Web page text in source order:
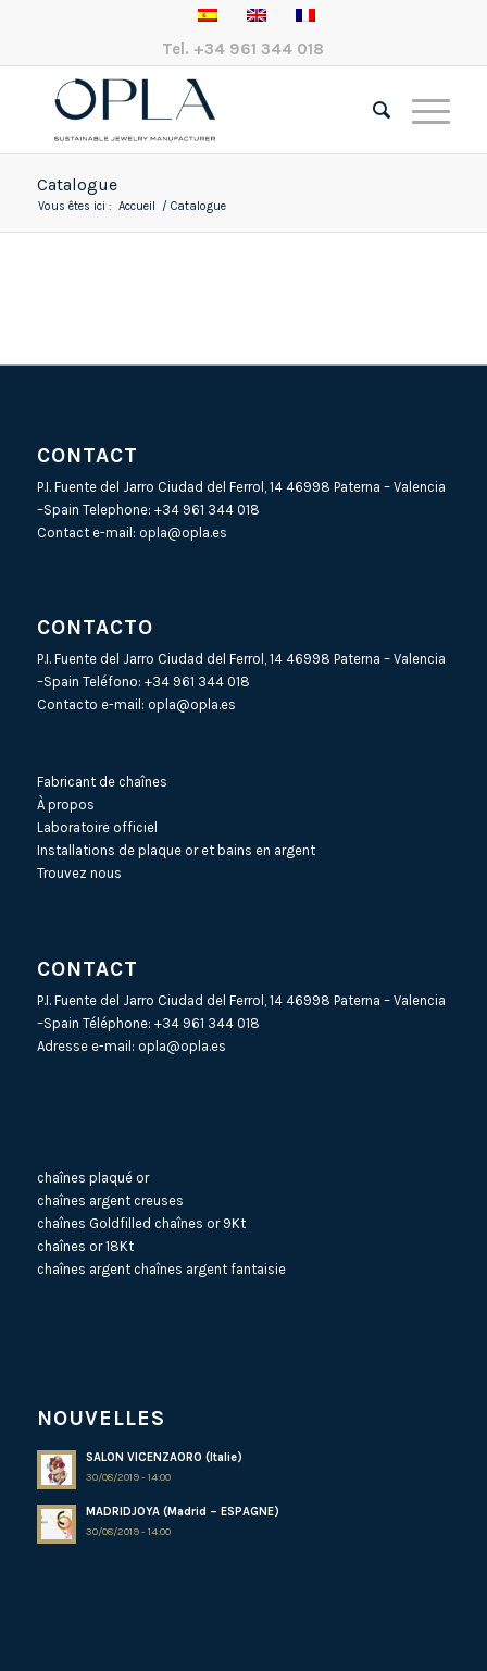
Tel. +34 961 344 018
Catalogue
Vous êtes ici : Accueil / Catalogue
CONTACT
P.I. Fuente del Jarro Ciudad del Ferrol, 14 46998 Paterna – Valencia
–Spain Telephone: +34 961 344 018
Contact e-mail: opla@opla.es
CONTACTO
P.I. Fuente del Jarro Ciudad del Ferrol, 14 46998 Paterna – Valencia
–Spain Teléfono: +34 961 344 018
Contacto e-mail: opla@opla.es
Fabricant de chaînes
À propos
Laboratoire officiel
Installations de plaque or et bains en argent
Trouvez nous
CONTACT
P.I. Fuente del Jarro Ciudad del Ferrol, 14 46998 Paterna – Valencia
–Spain Téléphone: +34 961 344 018
Adresse e-mail: opla@opla.es
chaînes plaqué or
chaînes argent creuses
chaînes Goldfilled chaînes or 9Kt
chaînes or 18Kt
chaînes argent chaînes argent fantaisie
NOUVELLES
SALON VICENZAORO (Italie)
30/08/2019 - 14:00
MADRIDJOYA (Madrid – ESPAGNE)
30/08/2019 - 14:00